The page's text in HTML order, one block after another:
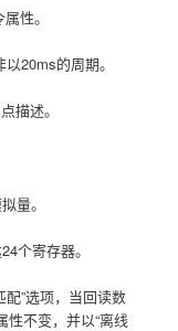
性。
20ms的周期。
描述。
量。
个寄存器。
”选项，当回读数
性不变，并以“离线